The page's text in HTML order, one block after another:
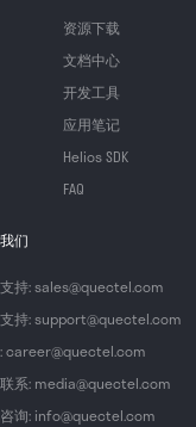
资源下载
文档中心
开发工具
应用笔记
Helios SDK
FAQ
们
持: sales@quectel.com
持: support@quectel.com
career@quectel.com
系: media@quectel.com
询: info@quectel.com